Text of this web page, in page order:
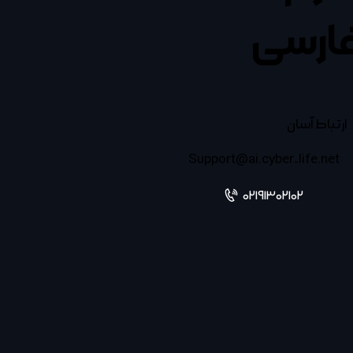
ارتباط آسان
Support@ai.cyber-life.net
02191302102